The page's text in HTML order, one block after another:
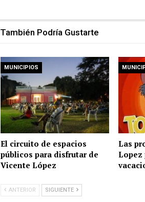
También Podría Gustarte
MUNICIPIOS
El circuito de espacios
públicos para disfrutar de
Vicente López
Las
Lopez
ANTERIOR SIGUIENTE